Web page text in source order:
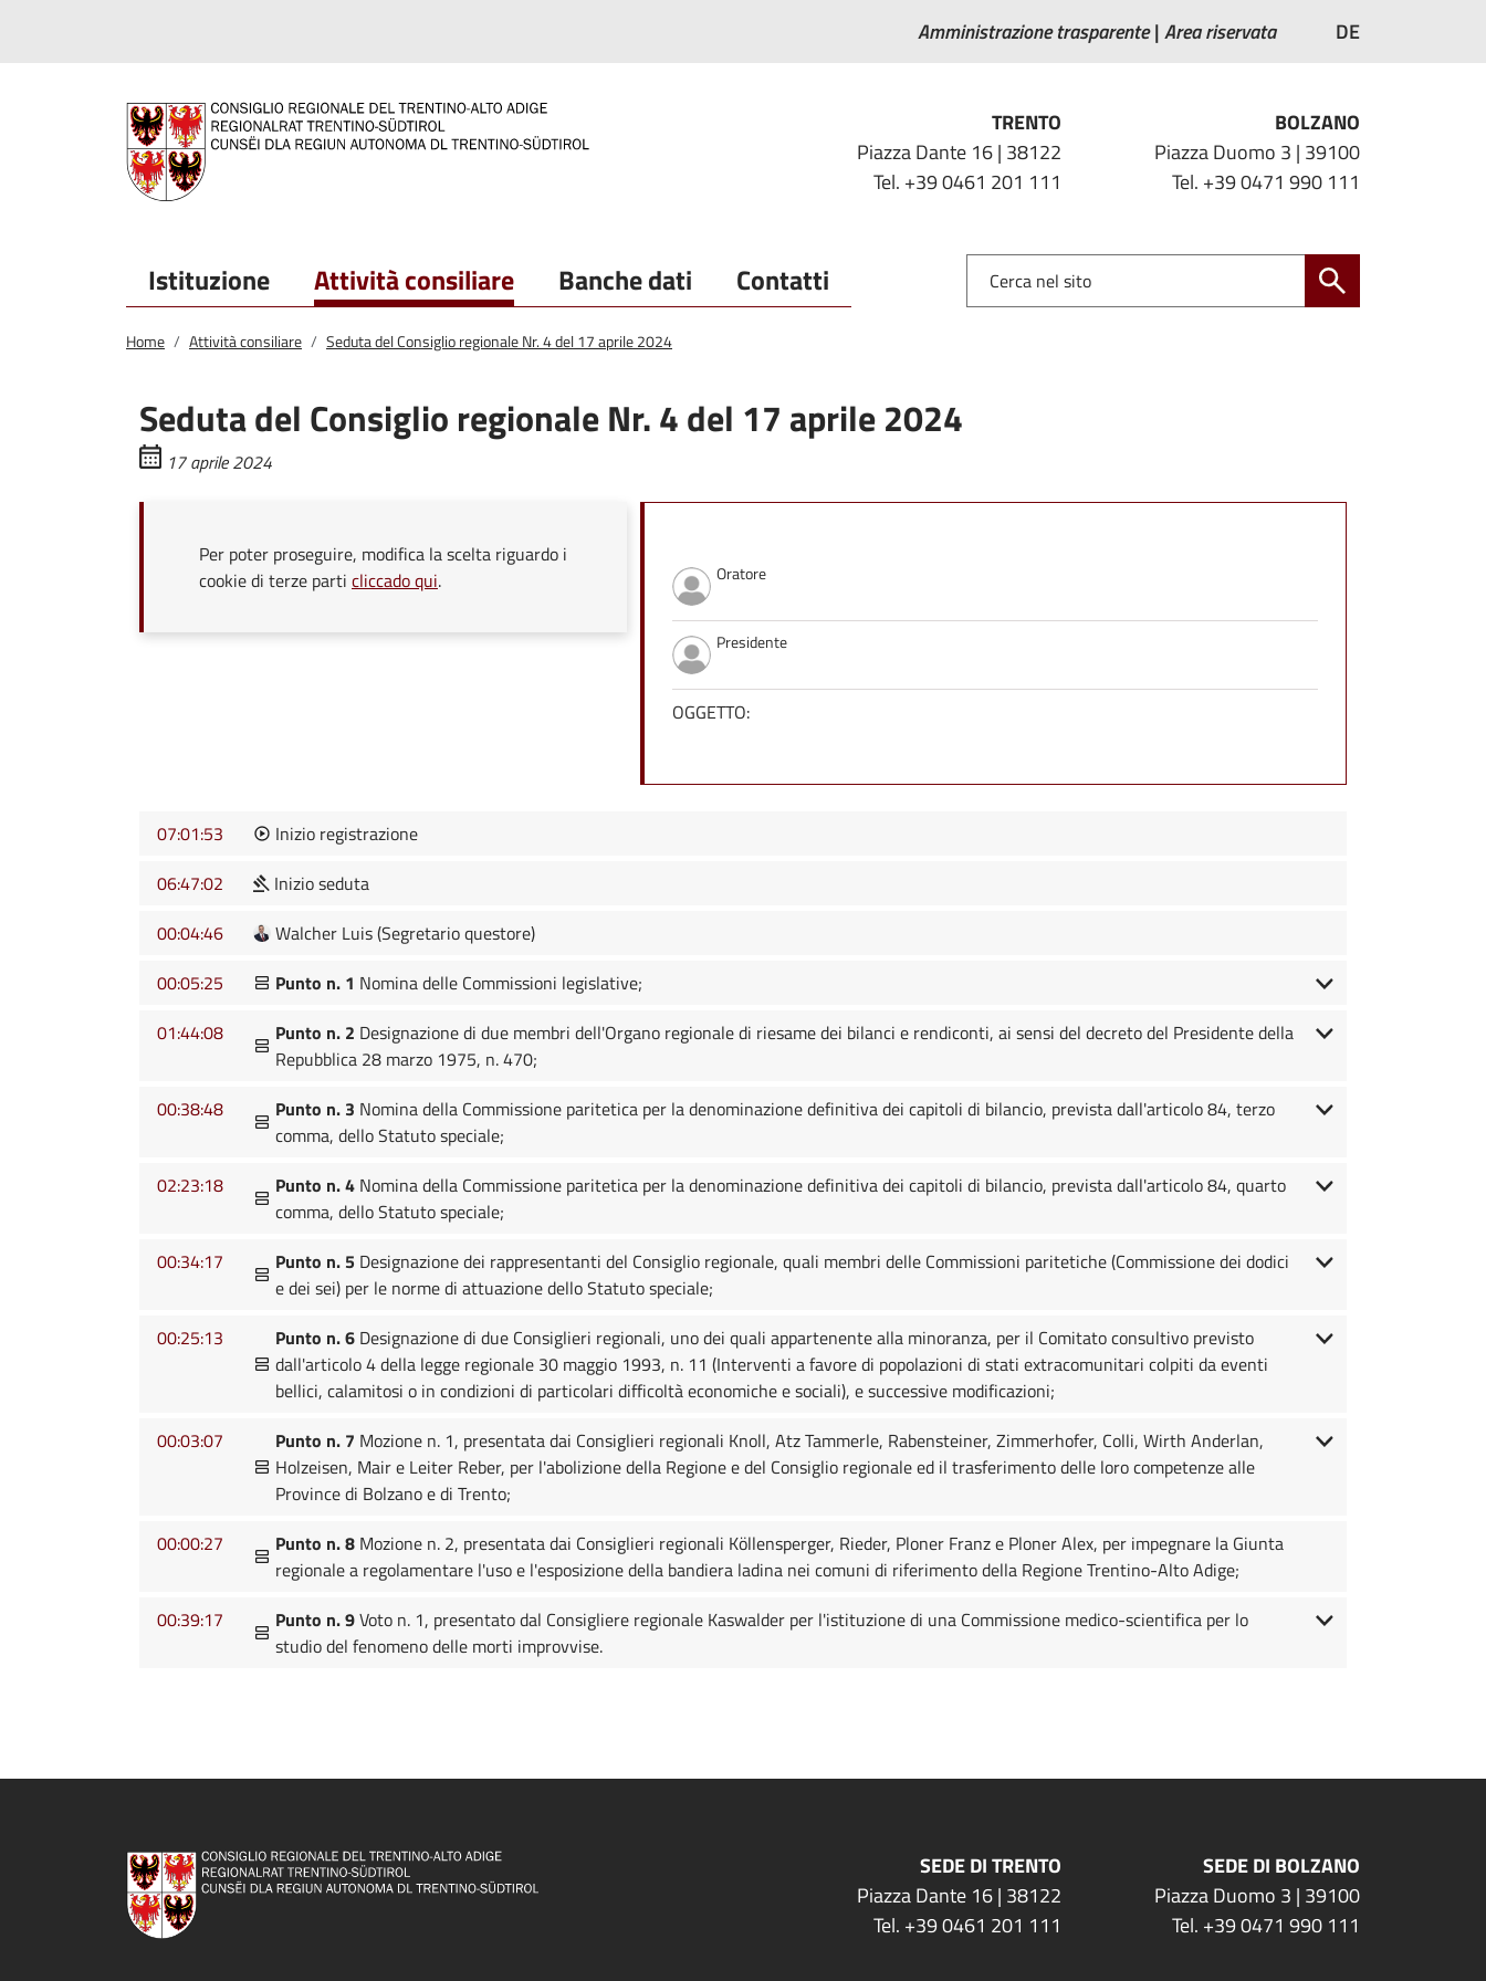
Amministrazione trasparente Area riservata DE
TRENTO
Piazza Dante 16 | 38122
Tel. +39 0461 201 111
BOLZANO
Piazza Duomo 3 | 39100
Tel. +39 0471 990 111
Istituzione Attività consiliare Banche dati Contatti
Home Attività consiliare Seduta del Consiglio regionale Nr. 4 del 17 aprile 2024
Seduta del Consiglio regionale Nr. 4 del 17 aprile 2024
17 aprile 2024
Per poter proseguire, modifica la scelta riguardo i
cookie di terze parti cliccado qui. Oratore
Presidente
OGGETTO:
07:01:53
Inizio registrazione
06:47:02
Inizio seduta
00:04:46
Walcher Luis (Segretario questore)
00:05:25
Punto n. 1 Nomina delle Commissioni legislative;
01:44:08
Punto n. 2 Designazione di due membri dell'Organo regionale di riesame dei bilanci e rendiconti, ai sensi del decreto del Presidente della
Repubblica 28 marzo 1975, n. 470;
00:38:48
Punto n. 3 Nomina della Commissione paritetica per la denominazione definitiva dei capitoli di bilancio, prevista dall'articolo 84, terzo
comma, dello Statuto speciale;
02:23:18
Punto n. 4 Nomina della Commissione paritetica per la denominazione definitiva dei capitoli di bilancio, prevista dall'articolo 84, quarto
comma, dello Statuto speciale;
00:34:17
Punto n. 5 Designazione dei rappresentanti del Consiglio regionale, quali membri delle Commissioni paritetiche (Commissione dei dodici
e dei sei) per le norme di attuazione dello Statuto speciale;
00:25:13
Punto n. 6 Designazione di due Consiglieri regionali, uno dei quali appartenente alla minoranza, per il Comitato consultivo previsto
dall'articolo 4 della legge regionale 30 maggio 1993, n. 11 (Interventi a favore di popolazioni di stati extracomunitari colpiti da eventi
bellici, calamitosi o in condizioni di particolari difficoltà economiche e sociali), e successive modificazioni;
00:03:07
Punto n. 7 Mozione n. 1, presentata dai Consiglieri regionali Knoll, Atz Tammerle, Rabensteiner, Zimmerhofer, Colli, Wirth Anderlan,
Holzeisen, Mair e Leiter Reber, per l'abolizione della Regione e del Consiglio regionale ed il trasferimento delle loro competenze alle
Province di Bolzano e di Trento;
00:00:27
Punto n. 8 Mozione n. 2, presentata dai Consiglieri regionali Köllensperger, Rieder, Ploner Franz e Ploner Alex, per impegnare la Giunta
regionale a regolamentare l'uso e l'esposizione della bandiera ladina nei comuni di riferimento della Regione Trentino-Alto Adige;
00:39:17
Punto n. 9Voto n. 1, presentato dal Consigliere regionale Kaswalder per l'istituzione di una Commissione medico-scientifica per lo
studio del fenomeno delle morti improvvise.
SEDE DI TRENTO
Piazza Dante 16 | 38122
Tel. +39 0461 201 111
SEDE DI BOLZANO
Piazza Duomo 3 | 39100
Tel. +39 0471 990 111